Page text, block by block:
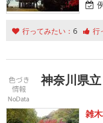
行ってみたい： 6 行
神奈川県
雑